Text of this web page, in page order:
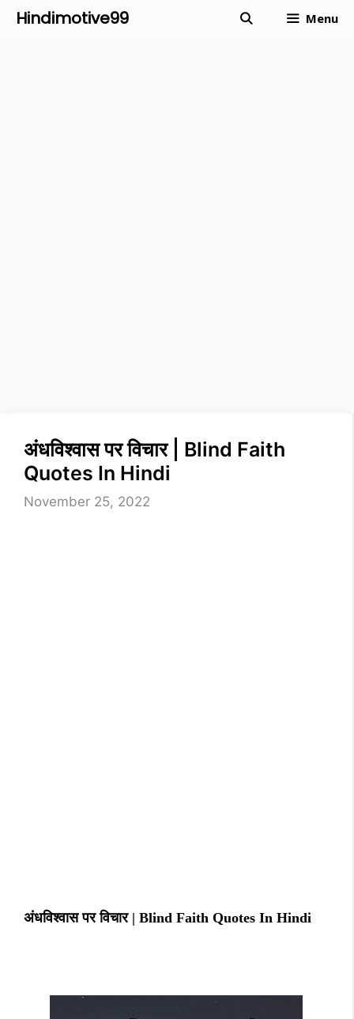
SkipHindimotive99 Menu
अंधविश्वास पर विचार | Blind Faith
Quotes In Hindi
November 25, 2022
अंधविश्वास पर विचार | Blind Faith Quotes In Hindi